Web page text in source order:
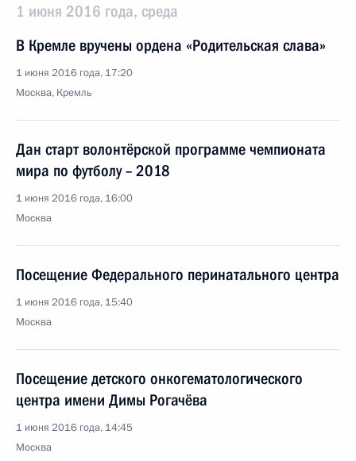
1 июня 2016 года, среда
В Кремле вручены ордена «Родительская слава»
1 июня 2016 года, 17:20
Москва, Кремль
Дан старт волонтёрской программе чемпионата
мира по футболу – 2018
1 июня 2016 года, 16:00
Москва
Посещение Федерального перинатального центра
1 июня 2016 года, 15:40
Москва
Посещение детского онкогематологического
центра имени Димы Рогачёва
1 июня 2016 года, 14:45
Москва